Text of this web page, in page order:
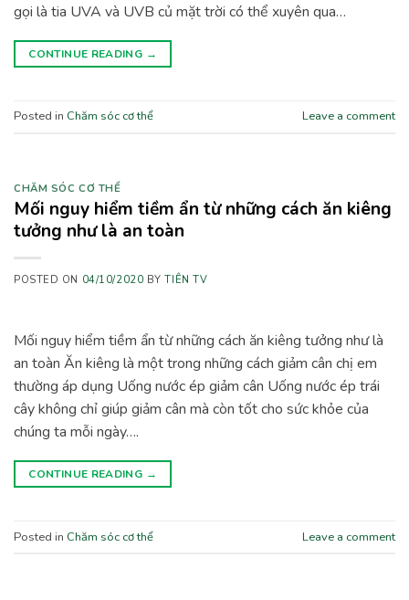
gọi là tia UVA và UVB củ mặt trời có thể xuyên qua…
CONTINUE READING →
Posted in Chăm sóc cơ thể Leave a comment
CHĂM SÓC CƠ THỂ
Mối nguy hiểm tiềm ẩn từ những cách ăn kiêng
tưởng như là an toàn
POSTED ON 04/10/2020 BYTIÊN TV
Mối nguy hiểm tiềm ẩn từ những cách ăn kiêng tưởng như là
an toàn Ăn kiêng là một trong những cách giảm cân chị em
thường áp dụng Uống nước ép giảm cân Uống nước ép trái
cây không chỉ giúp giảm cân mà còn tốt cho sức khỏe của
chúng ta mỗi ngày….
CONTINUE READING →
Posted in Chăm sóc cơ thể Leave a comment